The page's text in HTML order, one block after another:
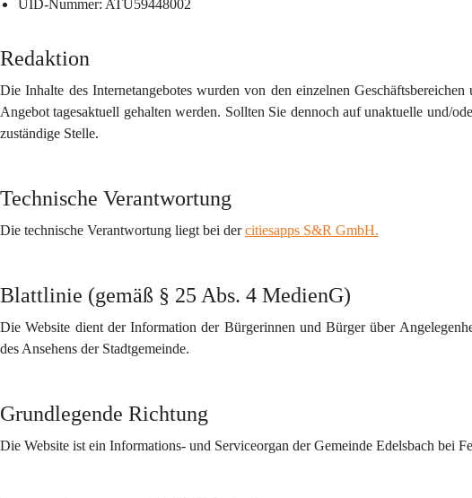
UID-Nummer: ATU59448002
Redaktion
Die Inhalte des Internetangebotes wurden von den einzelnen
Angebot tagesaktuell gehalten werden. Sollten Sie dennoch auf unaktuelle und/
zuständige Stelle.
Technische Verantwortung
Die technische Verantwortung liegt bei der citiesapps S&R GmbH.
Blattlinie (gemäß § 25 Abs. 4 MedienG)
Die Website dient der Information der Bürgerinnen und Bürger über
des Ansehens der Stadtgemeinde.
Grundlegende Richtung
Die Website ist ein Informations- und Serviceorgan der Gemeinde Edelsbach bei